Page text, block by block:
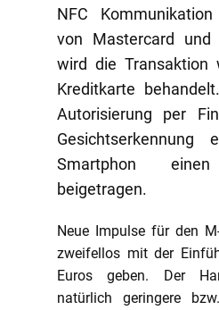
NFC
von Mastercard
wird die Transaktion
Kreditkarte
Autorisierung per
Smartphon einen
beigetragen.
Neue Impulse für den
zweifellos mit der
Euros geben. Der
natürlich geringere